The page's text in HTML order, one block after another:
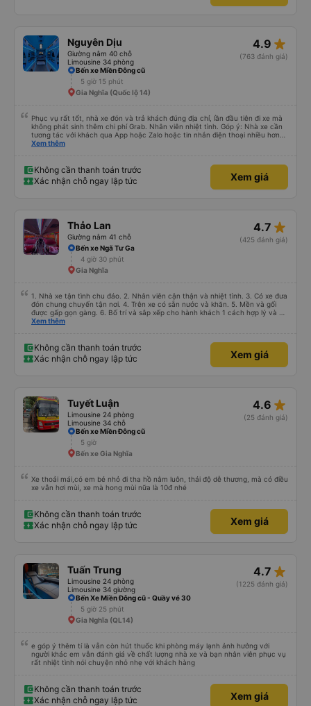
Nguyên Dịu
Giường nằm 40 chỗ
Limousine 34 phòng
4.9 star_rate
(763 đánh giá)
Bến xe Miền Đông cũ
5 giờ 15 phút
Gia Nghĩa (Quốc lộ 14)
Phục vụ rất tốt, nhà xe đón và trả khách đúng địa chỉ, lần đầu tiên đi xe mà
không phát sinh thêm chi phí Grab. Nhân viên nhiệt tình. Góp ý: Nhà xe cần
tương tác với khách qua App hoặc Zalo hoặc tin nhắn điện thoại nhiều hơn
nữa để hành khách yên tâm đặc biệt là khách đặt vé qua App. Chân thành
Xem thêm
Không cần thanh toán trước
Xác nhận chỗ ngay lập tức
Xem giá
Thảo Lan
Giường nằm 41 chỗ
4.7 star_rate
(425 đánh giá)
Bến xe Ngã Tư Ga
4 giờ 30 phút
Gia Nghĩa
1. Nhà xe tận tình chu đáo. 2. Nhân viên cận thận và nhiệt tình. 3. Có xe đưa
đón chung chuyến tận nơi. 4. Trên xe có sẵn nước và khăn. 5. Mền và gối
được gấp gọn gàng. 6. Bố trí và sắp xếp cho hành khách 1 cách hợp lý và có
tâm. 7. Giá cả phải chăng phù hợp với túi tiền của học sinh sinh viên và dân
Xem thêm
Không cần thanh toán trước
Xác nhận chỗ ngay lập tức
Xem giá
Tuyết Luận
Limousine 24 phòng
Limousine 34 chỗ
4.6 star_rate
(25 đánh giá)
Bến xe Miền Đông cũ
5 giờ
Bến xe Gia Nghĩa
Xe thoải mái,có em bé nhỏ đi tha hồ nằm luôn, thái độ dễ thương, mà có điều
xe vẫn hơi mùi, xe mà hong mùi nữa là 10đ nhé
Không cần thanh toán trước
Xác nhận chỗ ngay lập tức
Xem giá
Tuấn Trung
Limousine 24 phòng
Limousine 34 giường
4.7 star_rate
(1225 đánh giá)
Bến Xe Miền Đông cũ - Quầy vé 30
5 giờ 25 phút
Gia Nghĩa (QL14)
e góp ý thêm tí là vẫn còn hút thuốc khi phòng máy lạnh ảnh hưởng với
người khác em vẫn đánh giá về chất lượng nhà xe và bạn nhân viên phục vụ
rất nhiệt tình nói chuyện nhỏ nhẹ với khách hàng
Không cần thanh toán trước
Xác nhận chỗ ngay lập tức
Xem giá